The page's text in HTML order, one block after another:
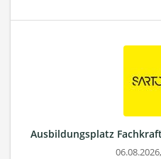
Ausbildungsplatz
06.08.2026,